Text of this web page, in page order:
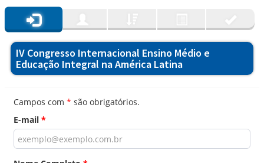
IV Congresso Internacional Ensino Médio e
Educação Integral na América Latina
Campos com * são obrigatórios.
E-mail *